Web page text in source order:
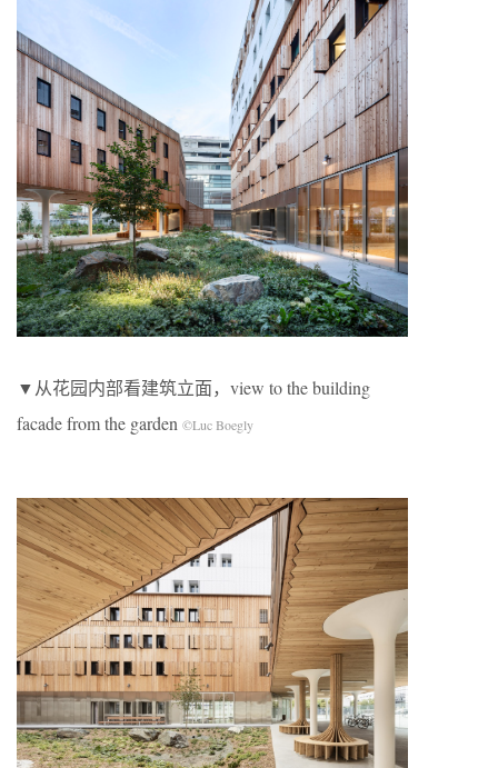
▼从花园内部看建筑立面，view to the building
facade from the garden ©Luc Boegly